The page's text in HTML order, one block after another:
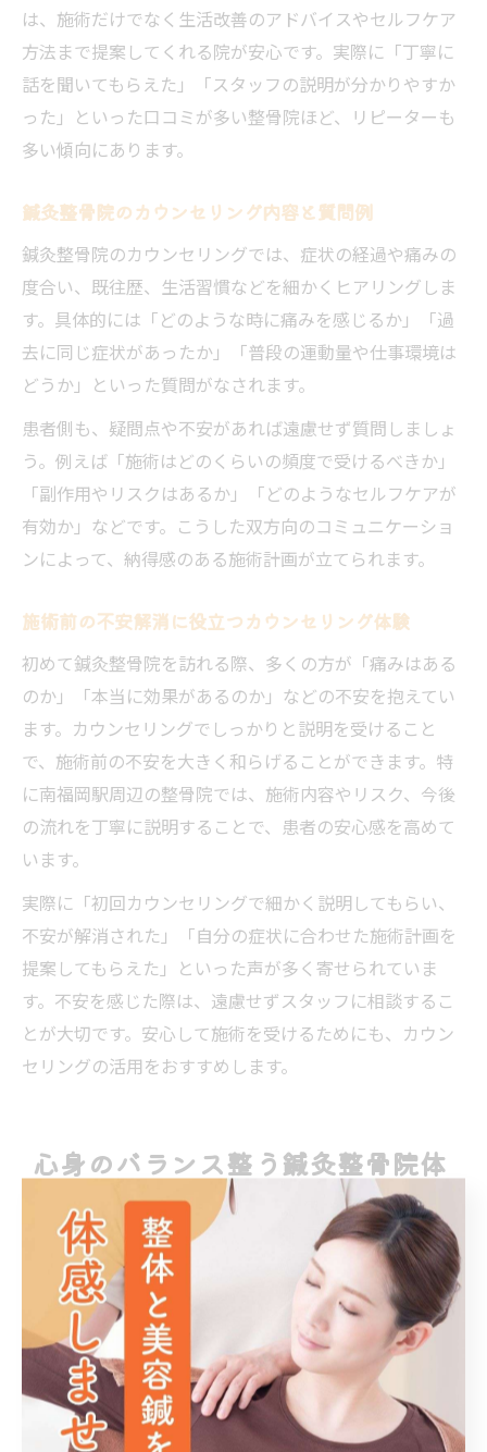
は、施術だけでなく生活改善のアドバイスやセルフケア
方法まで提案してくれる院が安心です。実際に「丁寧に
話を聞いてもらえた」「スタッフの説明が分かりやすか
った」といった口コミが多い整骨院ほど、リピーターも
多い傾向にあります。
鍼灸整骨院のカウンセリング内容と質問例
鍼灸整骨院のカウンセリングでは、症状の経過や痛みの
度合い、既往歴、生活習慣などを細かくヒアリングしま
す。具体的には「どのような時に痛みを感じるか」「過
去に同じ症状があったか」「普段の運動量や仕事環境は
どうか」といった質問がなされます。
患者側も、疑問点や不安があれば遠慮せず質問しましょ
う。例えば「施術はどのくらいの頻度で受けるべきか」
「副作用やリスクはあるか」「どのようなセルフケアが
有効か」などです。こうした双方向のコミュニケーショ
ンによって、納得感のある施術計画が立てられます。
施術前の不安解消に役立つカウンセリング体験
初めて鍼灸整骨院を訪れる際、多くの方が「痛みはある
のか」「本当に効果があるのか」などの不安を抱えてい
ます。カウンセリングでしっかりと説明を受けること
で、施術前の不安を大きく和らげることができます。特
に南福岡駅周辺の整骨院では、施術内容やリスク、今後
の流れを丁寧に説明することで、患者の安心感を高めて
います。
実際に「初回カウンセリングで細かく説明してもらい、
不安が解消された」「自分の症状に合わせた施術計画を
提案してもらえた」といった声が多く寄せられていま
す。不安を感じた際は、遠慮せずスタッフに相談するこ
とが大切です。安心して施術を受けるためにも、カウン
セリングの活用をおすすめします。
心身のバランス整う鍼灸整骨院体
験の流れ
鍼灸整骨院で心身を整える施術の流れ
鍼灸整骨院では、初回カウンセリングから施術、アフタ
ーケアまで一連の流れが大切にされています。まず、症
状や悩みを丁寧にヒアリングし、身体の状態や生活習慣
を把握したうえで、最適な施術プランを提案します。肩
こりや腰痛など慢性的な痛みや不調に対しては、鍼・